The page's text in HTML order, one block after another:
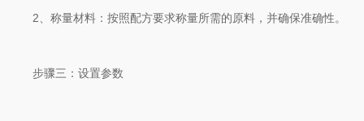
2、称量材料：按照配方要求称量所需的原料，并确保准确性。
步骤三：设置参数